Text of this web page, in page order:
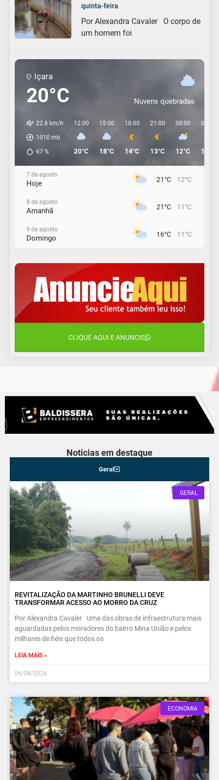
quinta-feira
Por Alexandra Cavaler O corpo de
um homem foi
Içara
20°C Nuvens quebradas
22.6 km/h
1010 mb
67 %
12:00
20°C
15:00
18°C
18:00
14°C
21:00
13°C
00:00
12°C
03:00
11°C
7 de agosto
Hoje 21°C 12°C
8 de agosto
Amanhã 21°C 11°C
9 de agosto
Domingo 16°C 11°C
Segunda-Feira 15°C 11°C
11 de agosto
Terça-Feira
CLIQUE AQUI E ANUNCIE
Noticias em destaque
Geral
GERAL
REVITALIZAÇÃO DA MARTINHO BRUNELLI DEVE
TRANSFORMAR ACESSO AO MORRO DA CRUZ
Por Alexandra Cavaler Uma das obras de infraestrutura mais
aguardadas pelos moradores do bairro Mina União e pelos
milhares de fiéis que todos os
LEIA MAIS »
06/08/2026
ECONOMIA